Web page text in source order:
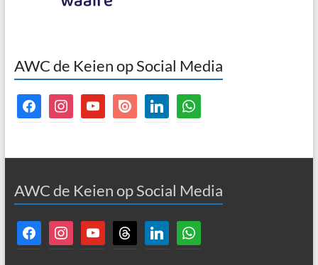
AWC de Keien op Social Media
facebookinstagramyoutubeissuu linkedinwhatsapp
AWC de Keien op Social Media
facebookinstagramyoutube threads linkedin whatsapp